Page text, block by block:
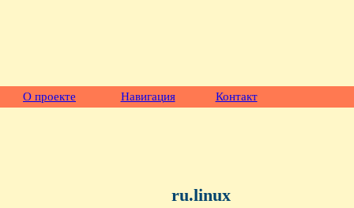
О проекте Навигация Контакт
ru.linux